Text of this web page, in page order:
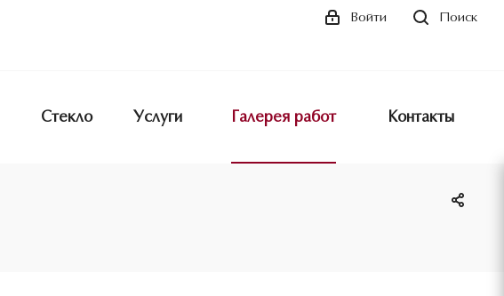
Поиск
Войти
Стекло Услуги Галерея работ Контакты